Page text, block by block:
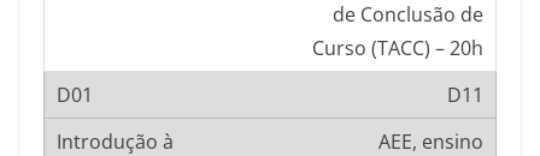
de Conclusão de
Curso (TACC) – 20h
D11
AEE, ensino